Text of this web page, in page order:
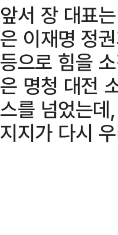
앞서 장 대표
은 이재명 정
등으로 힘을
은 명청 대전
스를 넘었는
지지가 다시